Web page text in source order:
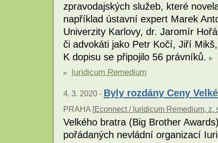
zpravodajských služeb, které
například ústavní expert Marek
Univerzity Karlovy, dr. Jaromír
či advokáti jako Petr Kočí, Jiří
K dopisu se připojilo 56 právníků.
Iuridicum Remedium
4. 3. 2020 - Byly rozdány Ceny
PRAHA [Econnect / Iuridicum Remedium, z.
Velkého bratra (Big Brother
pořádaných nevládní organizací